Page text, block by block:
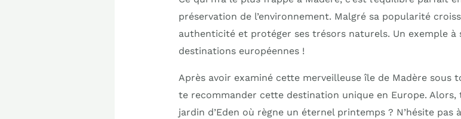
préservation de l’environnement. Malgré sa popularité
authenticité et protéger ses trésors naturels. Un exemple à
destinations européennes !
Après avoir examiné cette merveilleuse île de Madère sous
te recommander cette destination unique en Europe. Alors,
jardin d’Eden où règne un éternel printemps ? N’hésite